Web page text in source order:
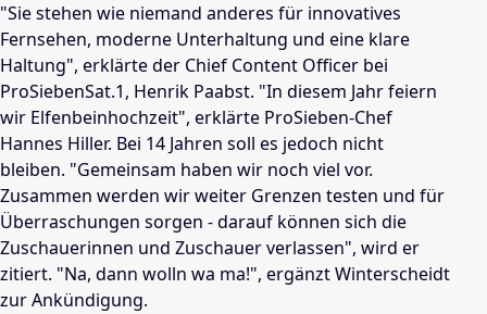
"Sie stehen wie niemand anderes für innovatives
Fernsehen, moderne Unterhaltung und eine klare
Haltung", erklärte der Chief Content Officer bei
ProSiebenSat.1, Henrik Paabst. "In diesem Jahr feiern
wir Elfenbeinhochzeit", erklärte ProSieben-Chef
Hannes Hiller. Bei 14 Jahren soll es jedoch nicht
bleiben. "Gemeinsam haben wir noch viel vor.
Zusammen werden wir weiter Grenzen testen und für
Überraschungen sorgen - darauf können sich die
Zuschauerinnen und Zuschauer verlassen", wird er
zitiert. "Na, dann wolln wa ma!", ergänzt Winterscheidt
zur Ankündigung.